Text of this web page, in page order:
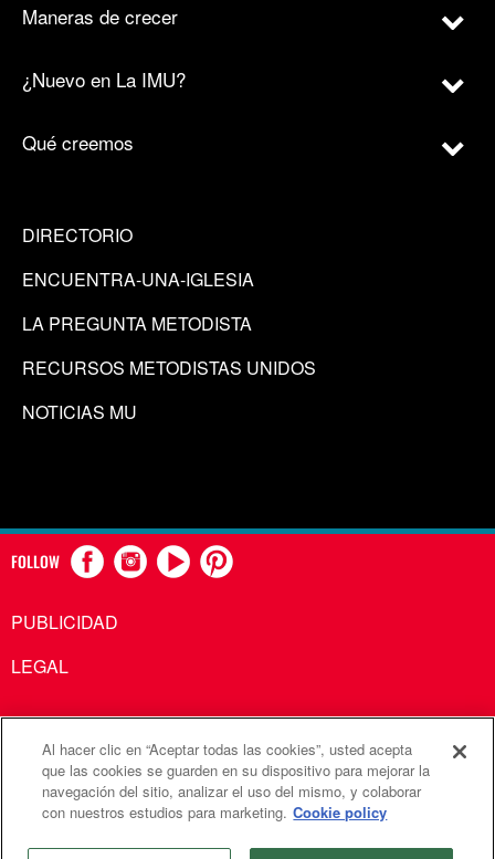
Maneras de crecer
¿Nuevo en La IMU?
Qué creemos
DIRECTORIO
ENCUENTRA-UNA-IGLESIA
LA PREGUNTA METODISTA
RECURSOS METODISTAS UNIDOS
NOTICIAS MU
FOLLOW
PUBLICIDAD
LEGAL
Comunicaciones Metodistas Unidas es una agencia de la
Iglesia Metodista Unida
©2026Comunicaciones Metodistas Unidas. Reservados
todos los derechos
Al hacer clic en “Aceptar todas las cookies”, usted acepta
que las cookies se guarden en su dispositivo para mejorar la
navegación del sitio, analizar el uso del mismo, y colaborar
con nuestros estudios para marketing. Cookie policy